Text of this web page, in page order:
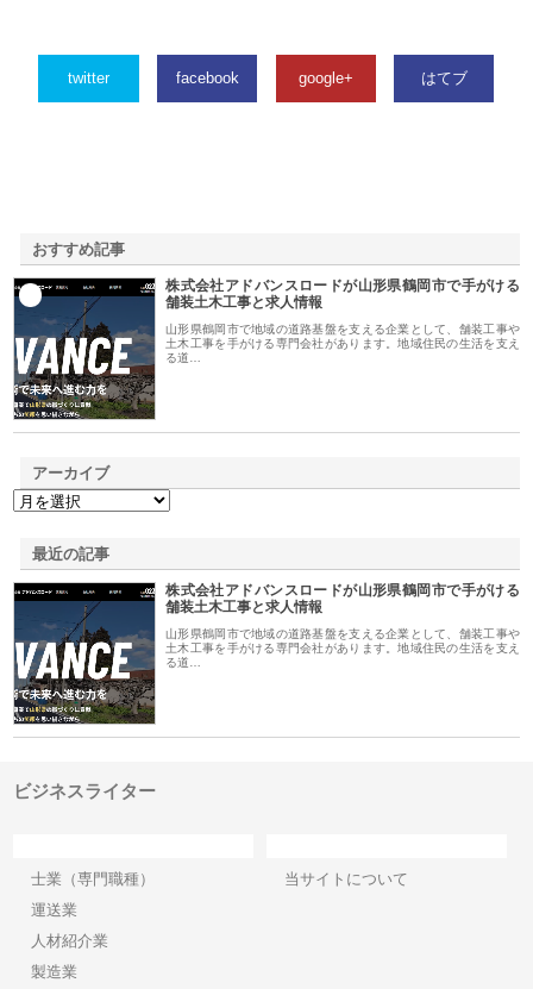
twitter facebook google+ はてブ
おすすめ記事
株式会社アドバンスロードが山形県鶴岡市で手がける
舗装土木工事と求人情報
山形県鶴岡市で地域の道路基盤を支える企業として、舗装工事や
土木工事を手がける専門会社があります。地域住民の生活を支え
る道…
アーカイブ
最近の記事
株式会社アドバンスロードが山形県鶴岡市で手がける
舗装土木工事と求人情報
山形県鶴岡市で地域の道路基盤を支える企業として、舗装工事や
土木工事を手がける専門会社があります。地域住民の生活を支え
る道…
ビジネスライター
士業（専門職種）
運送業
人材紹介業
製造業
当サイトについて